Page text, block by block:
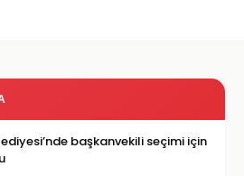
başkanvekili seçimi için